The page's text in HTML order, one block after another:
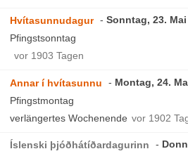
Hvítasunnudagur
Sonntag, 23. Mai
Pfingstsonntag
vor 1903 Tagen
Annar í hvítasunnu
Montag, 24.
Pfingstmontag
verlängertes Wochenende vor 1902
Íslenski þjóðhátíðardagurinn